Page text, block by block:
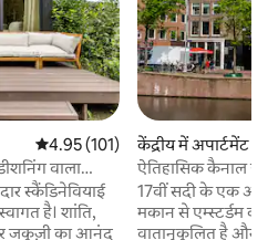
औसत रेटिंग 5 में से 4.95, 101 समीक्षाएँ
4.95 (101)
वाला
स्कैंडिनेवियाई
है। शांति,
जकूज़ी का आनंद
केंद्रीय में अपार्टमेंट
ऐतिहासिक कैनाल
17वीं सदी के एक
मकान से एम्स्टर्डम का
वातानुकूलित है और